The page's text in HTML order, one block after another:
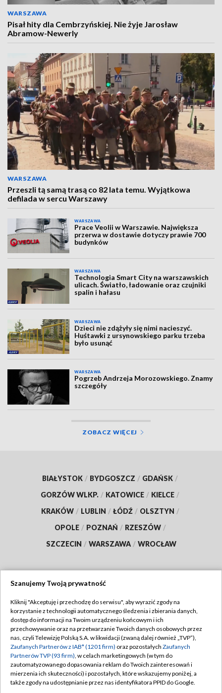
WARSZAWA
Pisał hity dla Cembrzyńskiej. Nie żyje Jarosław
Abramow-Newerly
WARSZAWA
Przeszli tą samą trasą co 82 lata temu. Wyjątkowa
defilada w sercu Warszawy
WARSZAWA
Prace Veolii w Warszawie. Największa
przerwa w dostawie dotyczy prawie 700
budynków
WARSZAWA
Technologia Smart City na warszawskich
ulicach. Światło, ładowanie oraz czujniki
spalin i hałasu
WARSZAWA
Dzieci nie zdążyły się nimi nacieszyć.
Huśtawki z ursynowskiego parku trzeba
było usunąć
WARSZAWA
Pogrzeb Andrzeja Morozowskiego. Znamy
szczegóły
ZOBACZ WIĘCEJ
BIAŁYSTOK / BYDGOSZCZ / GDAŃSK /
GORZÓW WLKP. / KATOWICE / KIELCE /
KRAKÓW / LUBLIN / ŁÓDŹ / OLSZTYN /
OPOLE / POZNAŃ / RZESZÓW /
SZCZECIN / WARSZAWA / WROCŁAW
TVP
Abonament TVP
Emisja w TVP
Centrum informacji TVP
Naziemna Telewizja Cyfrowa
Regulamin TVP
Polityka prywatności
Moje zgody
Pomoc
Szanujemy Twoją prywatność
Kliknij "Akceptuję i przechodzę do serwisu", aby wyrazić zgody na
korzystanie z technologii automatycznego śledzenia i zbierania danych,
dostęp do informacji na Twoim urządzeniu końcowym i ich
przechowywanie oraz na przetwarzanie Twoich danych osobowych przez
nas, czyli Telewizję Polską S.A. w likwidacji (zwaną dalej również „TVP”),
Zaufanych Partnerów z IAB* (1201 firm) oraz pozostałych Zaufanych
Partnerów TVP (93 firm), w celach marketingowych (w tym do
zautomatyzowanego dopasowania reklam do Twoich zainteresowań i
mierzenia ich skuteczności) i pozostałych, które wskazujemy poniżej, a
także zgody na udostępnianie przez nas identyfikatora PPID do Google.